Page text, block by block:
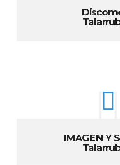
IMAGEN Y